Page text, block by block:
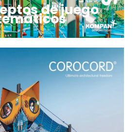
de juego